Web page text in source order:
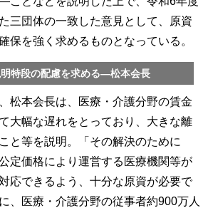
三団体の一致した意見として、原資
保を強く求めるものとなっている。
特段の配慮を求める―松本会長
松本会長は、医療・介護分野の賃金
大幅な遅れをとっており、大きな離
と等を説明。「その解決のために
定価格により運営する医療機関等が
応できるよう、十分な原資が必要で
、医療・介護分野の従事者約900万人